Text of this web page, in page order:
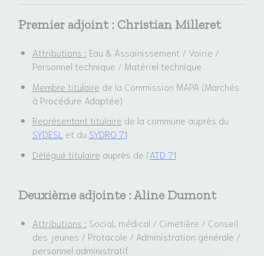
Premier adjoint : Christian Milleret
Attributions : Eau & Assainissement / Voirie /
Personnel technique / Matériel technique
Membre titulaire de la Commission MAPA (Marchés
à Procédure Adaptée)
Représentant titulaire de la commune auprès du
SYDESL et du SYDRO 71
Délégué titulaire auprès de l'ATD 71
Deuxième adjointe :Aline Dumont
Attributions : Social, médical / Cimetière / Conseil
des jeunes / Protocole / Administration générale /
personnel administratif